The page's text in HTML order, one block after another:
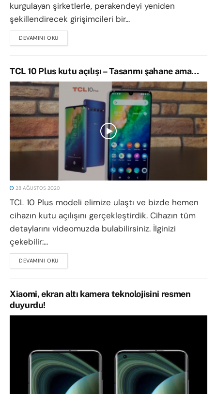
kurgulayan şirketlerle, perakendeyi yeniden
şekillendirecek girişimcileri bir...
DEVAMINI OKU
TCL 10 Plus kutu açılışı – Tasarımı şahane ama…
28 AĞUSTOS 2020
TCL 10 Plus modeli elimize ulaştı ve bizde hemen
cihazın kutu açılışını gerçekleştirdik. Cihazın tüm
detaylarını videomuzda bulabilirsiniz. İlginizi
çekebilir:...
DEVAMINI OKU
Xiaomi, ekran altı kamera teknolojisini resmen
duyurdu!